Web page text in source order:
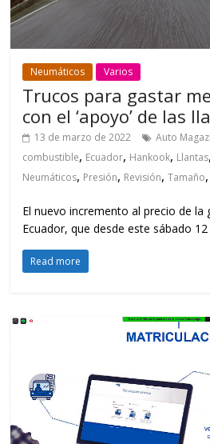
Neumáticos Varios
Trucos para gastar
con el ‘apoyo’ de las
13 de marzo de 2022 Auto
combustible, Ecuador, Hankook, Llantas,
Neumáticos, Presión, Revisión,Tamaño
El nuevo incremento al precio de la
Ecuador, que desde este sábado
Read more